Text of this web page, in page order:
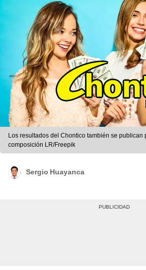
Los resultados del Chontico también se publican
composición LR/Freepik
Sergio Huayanca